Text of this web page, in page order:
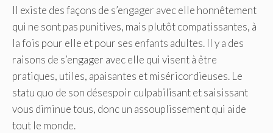
Il existe des façons de s’engager avec elle honnêtement
qui ne sont pas punitives, mais plutôt compatissantes, à
la fois pour elle et pour ses enfants adultes. Il y a des
raisons de s’engager avec elle qui visent à être
pratiques, utiles, apaisantes et miséricordieuses. Le
statu quo de son désespoir culpabilisant et saisissant
vous diminue tous, donc un assouplissement qui aide
tout le monde.